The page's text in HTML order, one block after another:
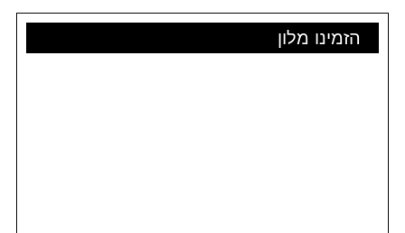
הזמינו מלון